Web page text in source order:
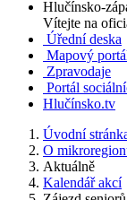
Hlučínsko-
Vítejte na
Úřední deska
Mapový
Zpravodaje
Portál
Hlučínsko.tv
Úvodní
O
Aktuálně
Kalendář akcí